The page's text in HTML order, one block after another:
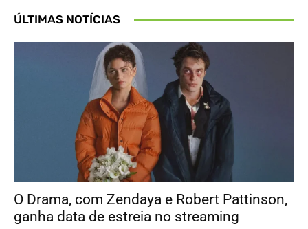
ÚLTIMAS NOTÍCIAS
O Drama, com Zendaya e Robert Pattinson,
ganha data de estreia no streaming